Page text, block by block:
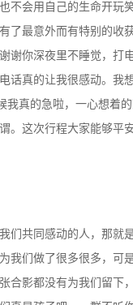
不会用自己的生命开玩
了最意外而有特别的收
谢你深夜里不睡觉，打
话真的让我很感动。我
我真的急啦，一心想着
。这次行程大家能够平
们共同感动的人，那就
我们做了很多很多，可
合影都没有为我们留下